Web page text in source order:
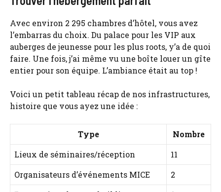
Avec environ 2 295 chambres d’hôtel, vous avez
l’embarras du choix. Du palace pour les VIP aux
auberges de jeunesse pour les plus roots, y’a de quoi
faire. Une fois, j’ai même vu une boîte louer un gîte
entier pour son équipe. L’ambiance était au top !
Voici un petit tableau récap de nos infrastructures,
histoire que vous ayez une idée :
Type
Nombre
Lieux de séminaires/réception
11
Organisateurs d’événements MICE
2